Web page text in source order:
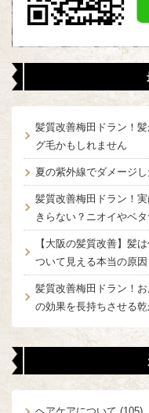
髪質改善梅田ドラン！
グ毛かもしれません
夏の紫外線でダメージ
髪質改善梅田ドラン！
きらない？ニオイやベ
【大阪の髪質改善】髪
ついて見える本当の原
髪質改善梅田ドラン！
の効果を長持ちさせる